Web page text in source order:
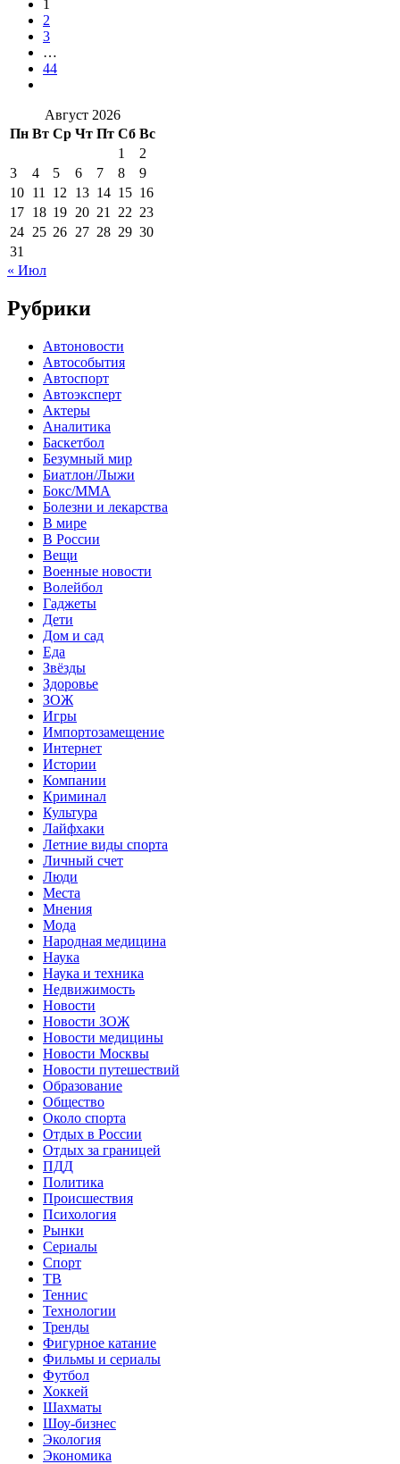
1
2
3
…
44
Август 2026
Пн Вт Ср Чт Пт Сб Вс
1
2
3
4 5 6 7 8
9
10 11 12 13 14 15 16
17 18 19 20 21 22 23
24 25 26 27 28 29 30
31
« Июл
Рубрики
Автоновости
Автособытия
Автоспорт
Автоэксперт
Актеры
Аналитика
Баскетбол
Безумный мир
Биатлон/Лыжи
Бокс/MMA
Болезни и лекарства
В мире
В России
Вещи
Военные новости
Волейбол
Гаджеты
Дети
Дом и сад
Еда
Звёзды
Здоровье
ЗОЖ
Игры
Импортозамещение
Интернет
Истории
Компании
Криминал
Культура
Лайфхаки
Летние виды спорта
Личный счет
Люди
Места
Мнения
Мода
Народная медицина
Наука
Наука и техника
Недвижимость
Новости
Новости ЗОЖ
Новости медицины
Новости Москвы
Новости путешествий
Образование
Общество
Около спорта
Отдых в России
Отдых за границей
ПДД
Политика
Происшествия
Психология
Рынки
Сериалы
Спорт
ТВ
Теннис
Технологии
Тренды
Фигурное катание
Фильмы и сериалы
Футбол
Хоккей
Шахматы
Шоу-бизнес
Экология
Экономика